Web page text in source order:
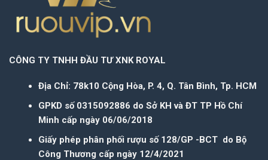
CÔNG TY TNHH ĐẦU TƯ XNK ROYAL
Địa Chỉ: 78k10 Cộng Hòa, P. 4, Q. Tân Bình, Tp. HCM
GPKD số 0315092886 do Sở KH và ĐT TP Hồ Chí
Minh cấp ngày 06/06/2018
Giấy phép phân phối rượu số 128/GP -BCT do Bộ
Công Thương cấp ngày 12/4/2021